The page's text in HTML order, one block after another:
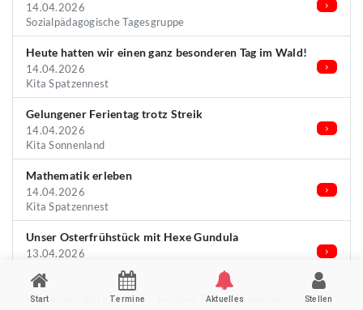
14.04.2026
Sozialpädagogische Tagesgruppe
Heute hatten wir einen ganz besonderen Tag im Wald!
14.04.2026
Kita Spatzennest
Gelungener Ferientag trotz Streik
14.04.2026
Kita Sonnenland
Mathematik erleben
14.04.2026
Kita Spatzennest
Unser Osterfrühstück mit Hexe Gundula
13.04.2026
Kita Zwergenhausen
Und einen Blick weiter… Neubau Rettungswache
Start Termine Aktuelles Stellen